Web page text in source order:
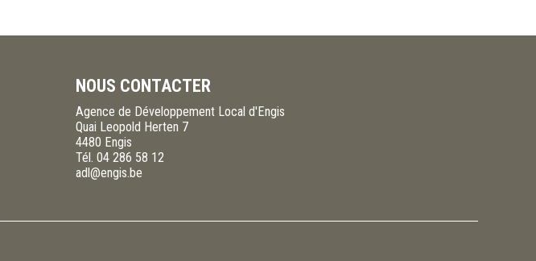
NOUS CONTACTER
Agence de Développement Local d'Engis
Quai Leopold Herten 7
4480 Engis
Tél. 04 286 58 12
adl@engis.be